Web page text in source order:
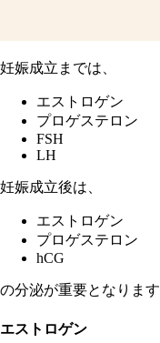
妊娠成立までは、
エストロゲン
プロゲステロン
FSH
LH
妊娠成立後は、
エストロゲン
プロゲステロン
hCG
の分泌が重要となりま
エストロゲン